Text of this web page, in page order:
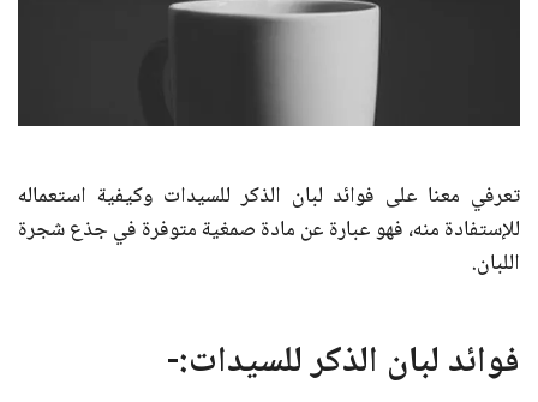
تعرفي معنا على فوائد لبان الذكر للسيدات وكيفية استعماله
للإستفادة منه، فهو عبارة عن مادة صمغية متوفرة في جذع شجرة
اللبان.
فوائد لبان الذكر للسيدات:-